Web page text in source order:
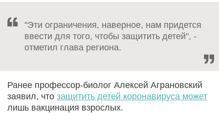
"Эти ограничения, наверное, нам придется
ввести для того, чтобы защитить детей", -
отметил глава региона.
Ранее профессор-биолог Алексей Аграновский
заявил, что защитить детей коронавируса может
лишь вакцинация взрослых.